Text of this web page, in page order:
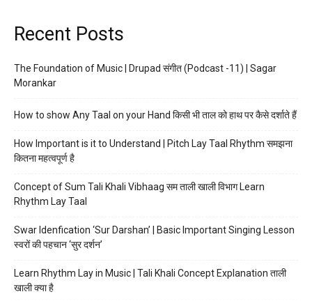
Recent Posts
The Foundation of Music | Drupad संगीत (Podcast -11) | Sagar
Morankar
How to show Any Taal on your Hand किसी भी ताल को हाथ पर कैसे दर्शाते हैं
How Important is it to Understand | Pitch Lay Taal Rhythm समझना
कितना महत्वपूर्ण है
Concept of Sum Tali Khali Vibhaag सम ताली खाली विभाग Learn
Rhythm Lay Taal
Swar Idenfication ‘Sur Darshan’ | Basic Important Singing Lesson
स्वरों की पहचान ‘सुर दर्शन’
Learn Rhythm Lay in Music | Tali Khali Concept Explanation ताली
खाली क्या है